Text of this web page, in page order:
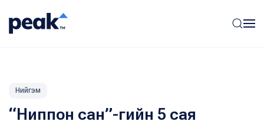
Нийгэм
“Ниппон сан”-гийн 5 сая